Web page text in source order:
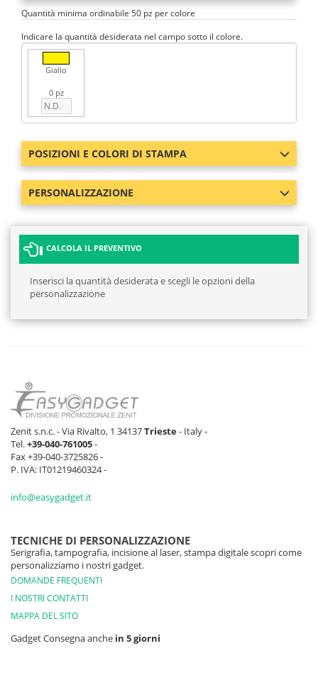
Quantità minima ordinabile 50 pz per colore
Indicare la quantità desiderata nel campo sotto il colore.
Giallo
0 pz
POSIZIONI E COLORI DI STAMPA
PERSONALIZZAZIONE
CALCOLA IL PREVENTIVO
Inserisci la quantità desiderata e scegli le opzioni della
personalizzazione
Zenit s.n.c. - Via Rivalto, 1 34137Trieste- Italy -
Tel.+39-040-761005-
Fax +39-040-3725826 -
P. IVA: IT01219460324 -
info@easygadget.it
TECNICHE DI PERSONALIZZAZIONE
Serigrafia, tampografia, incisione al laser, stampa digitale scopri come
personalizziamo i nostri gadget.
DOMANDE FREQUENTI
I NOSTRI CONTATTI
MAPPA DEL SITO
Gadget Consegna anche in 5 giorni